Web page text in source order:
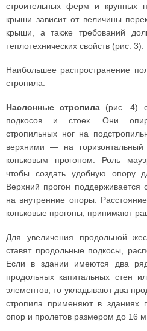
строительных ферм и крупных
крыши зависит от величины
крыши, а также требований
теплотехнических свойств (рис. 3).
Наибольшее распространение
стропила.
Наслонные стропила (рис. 4)
подкосов и стоек. Они
стропильных ног на
верхними — на
коньковым прогоном. Роль
чтобы создать удобную опору
Верхний прогон поддерживается
на внутренние опоры.
коньковые прогоны, принимают
Для увеличения продольной
ставят продольные подкосы,
Если в здании имеются два
продольных капитальных стен
элементов, то укладывают два
стропила применяют в зданиях
опор и пролетов размером до 16 м.